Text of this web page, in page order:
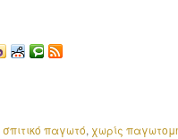
σπιτικό παγωτό, χωρίς